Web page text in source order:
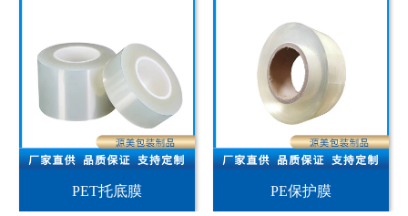
PET托底膜 PE保护膜